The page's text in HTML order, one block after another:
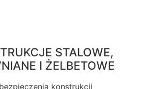
STALOWE,
I ŻELBETOWE
konstrukcji